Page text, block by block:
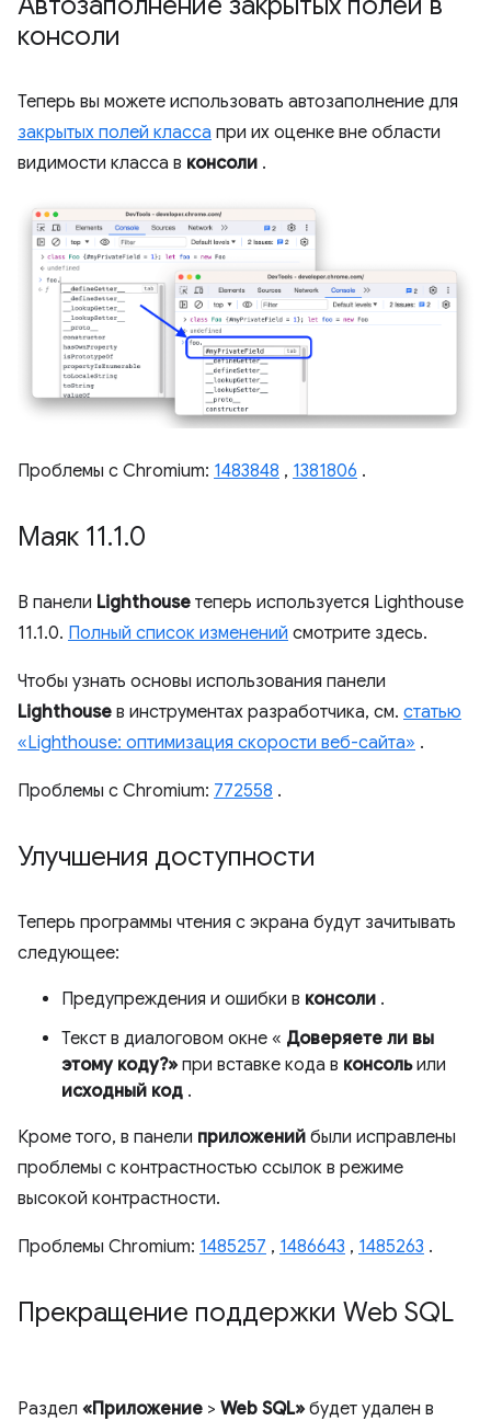
консоли
Теперь вы можете использовать автозаполнение для
закрытых полей класса при их оценке вне области
видимости класса в консоли .
Проблемы с Chromium: 1483848 , 1381806 .
Маяк 11.1.0
В панели Lighthouse теперь используется Lighthouse
11.1.0. Полный список изменений смотрите здесь.
Чтобы узнать основы использования панели
Lighthouse в инструментах разработчика, см. статью
«Lighthouse: оптимизация скорости веб-сайта» .
Проблемы с Chromium: 772558 .
Улучшения доступности
Теперь программы чтения с экрана будут зачитывать
следующее:
Предупреждения и ошибки в консоли .
Текст в диалоговом окне « Доверяете ли вы
этому коду?» при вставке кода в консольили
исходный код .
Кроме того, в панели приложений были исправлены
проблемы с контрастностью ссылок в режиме
высокой контрастности.
Проблемы Chromium: 1485257 , 1486643 , 1485263 .
Прекращение поддержки Web SQL
Раздел «Приложение > Web SQL» будет удален в